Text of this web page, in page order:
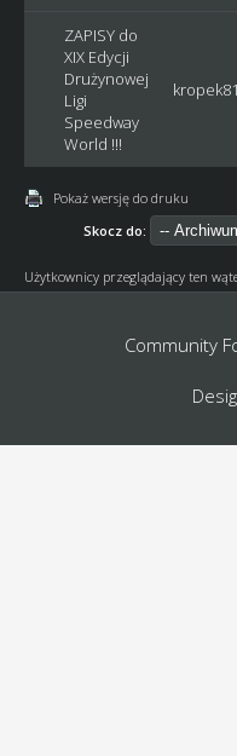
ZAPISY do
XIX Edycji
Drużynowej
Ligi
Speedway
World !!!
kropek81
Pokaż wersję do druku
Skocz do:
Użytkownicy przeglądający ten
Community